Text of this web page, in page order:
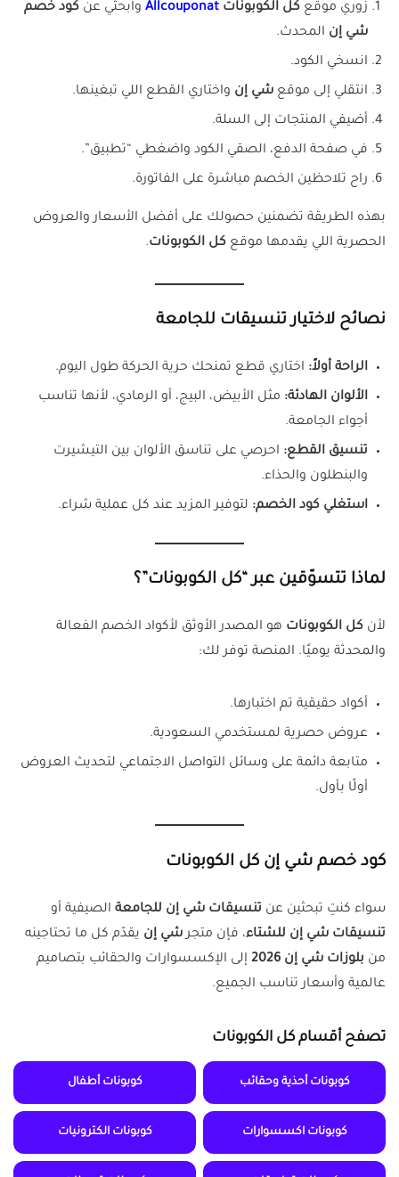
زوري موقع كل الكوبونات Allcouponat وابحثي عن كود خصم
شي إن المحدث.
انسخي الكود.
انتقلي إلى موقع شي إن واختاري القطع اللي تبغينها.
أضيفي المنتجات إلى السلة.
في صفحة الدفع، الصقي الكود واضغطي “تطبيق”.
راح تلاحظين الخصم مباشرة على الفاتورة.
بهذه الطريقة تضمنين حصولك على أفضل الأسعار والعروض
الحصرية اللي يقدمها موقع كل الكوبونات.
نصائح لاختيار تنسيقات للجامعة
الراحة أولاً: اختاري قطع تمنحك حرية الحركة طول اليوم.
الألوان الهادئة: مثل الأبيض، البيج، أو الرمادي، لأنها تناسب
أجواء الجامعة.
تنسيق القطع: احرصي على تناسق الألوان بين التيشيرت
والبنطلون والحذاء.
استغلي كود الخصم: لتوفير المزيد عند كل عملية شراء.
لماذا تتسوّقين عبر “كل الكوبونات”؟
لأن كل الكوبونات هو المصدر الأوثق لأكواد الخصم الفعالة
والمحدثة يوميًا. المنصة توفر لك:
أكواد حقيقية تم اختبارها.
عروض حصرية لمستخدمي السعودية.
متابعة دائمة على وسائل التواصل الاجتماعي لتحديث العروض
أولًا بأول.
كود خصم شي إن كل الكوبونات
سواء كنتِ تبحثين عن تنسيقات شي إن للجامعة الصيفية أو
تنسيقات شي إن للشتاء، فإن متجرشي إن يقدّم كل ما تحتاجينه
من بلوزات شي إن 2026
إلى الإكسسوارات والحقائب بتصاميم
عالمية وأسعار تناسب الجميع.
تصفح أقسام كل الكوبونات
كوبونات أحذية وحقائب كوبونات أطفال
كوبونات اكسسوارات كوبونات الكترونيات